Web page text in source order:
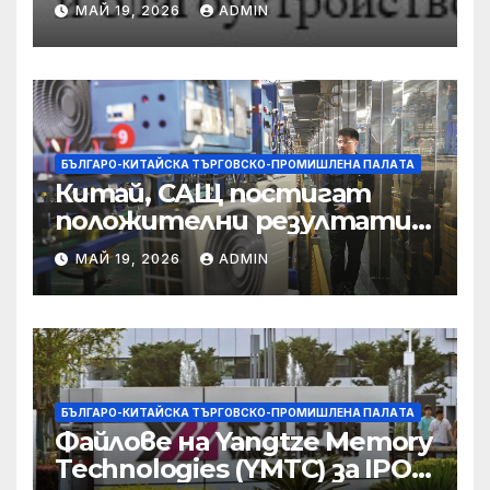
съсредоточи върху
борбата с
корпоративната
престъпност
МАЙ 19, 2026 ADMIN
БЪЛГАРО-КИТАЙСКА ТЪРГОВСКО-ПРОМИШЛЕНА ПАЛAТА
Китай, САЩ постигат
положителни резултати в
икономическите и
търговски консултации:
министерство
МАЙ 19, 2026 ADMIN
БЪЛГАРО-КИТАЙСКА ТЪРГОВСКО-ПРОМИШЛЕНА ПАЛAТА
Файлове на Yangtze Memory
Technologies (YMTC) за IPO